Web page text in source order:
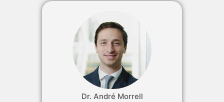
Dr. André Morrell